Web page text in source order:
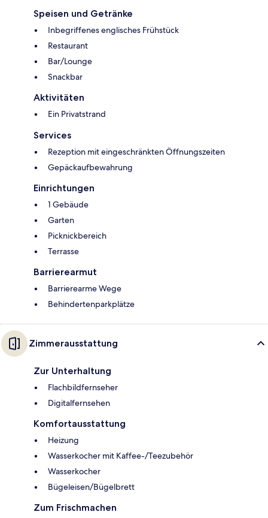
Speisen und Getränke
Inbegriffenes englisches Frühstück
Restaurant
Bar/Lounge
Snackbar
Aktivitäten
Ein Privatstrand
Services
Rezeption mit eingeschränkten Öffnungszeiten
Gepäckaufbewahrung
Einrichtungen
1 Gebäude
Garten
Picknickbereich
Terrasse
Barrierearmut
Barrierearme Wege
Behindertenparkplätze
Zimmerausstattung
Zur Unterhaltung
Flachbildfernseher
Digitalfernsehen
Komfortausstattung
Heizung
Wasserkocher mit Kaffee-/Teezubehör
Wasserkocher
Bügeleisen/Bügelbrett
Zum Frischmachen